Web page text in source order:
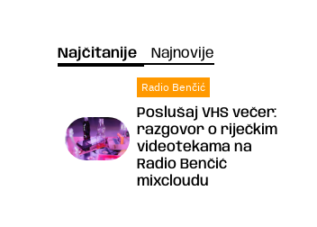
Najčitanije Najnovije
Radio Benčić
Poslušaj VHS večer:
razgovor o riječkim
videotekama na
Radio Benčić
mixcloudu